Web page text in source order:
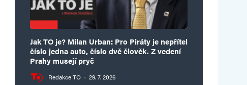
Jak TO je? Milan Urban: Pro Piráty je nepřítel
číslo jedna auto, číslo dvě člověk. Z vedení
Prahy musejí pryč
Redakce TO · 29. 7. 2026